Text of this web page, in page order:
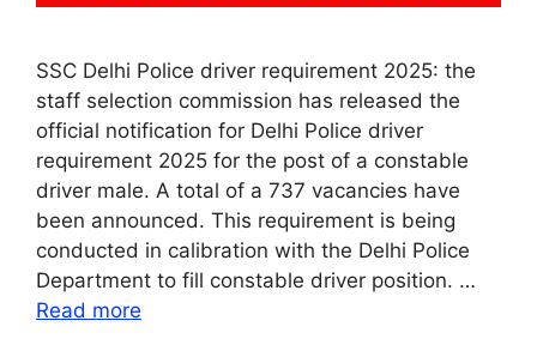
SSC Delhi Police driver requirement 2025: the
staff selection commission has released the
official notification for Delhi Police driver
requirement 2025 for the post of a constable
driver male. A total of a 737 vacancies have
been announced. This requirement is being
conducted in calibration with the Delhi Police
Department to fill constable driver position. …
Read more